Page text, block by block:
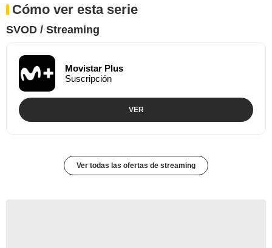
Cómo ver esta serie
SVOD / Streaming
Movistar Plus
Suscripción
VER
Ver todas las ofertas de streaming